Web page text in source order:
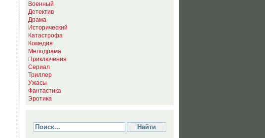
Военный
Детектив
Драма
Исторический
Катастрофа
Комедия
Мелодрама
Приключения
Сериал
Триллер
Ужасы
Фантастика
Эротика